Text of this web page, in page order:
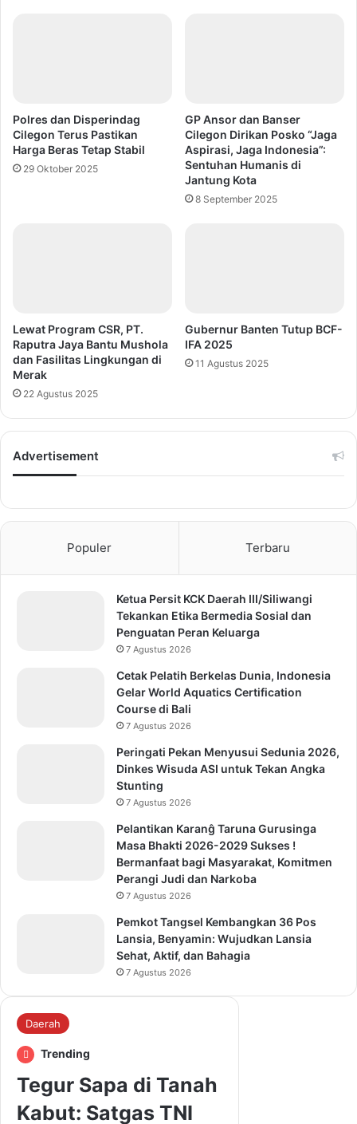
Polres dan Disperindag
Cilegon Terus Pastikan
Harga Beras Tetap Stabil
29 Oktober 2025
GP Ansor dan Banser
Cilegon Dirikan Posko “Jaga
Aspirasi, Jaga Indonesia”:
Sentuhan Humanis di
Jantung Kota
8 September 2025
Lewat Program CSR, PT.
Raputra Jaya Bantu Mushola
dan Fasilitas Lingkungan di
Merak
22 Agustus 2025
Gubernur Banten Tutup BCF-
IFA 2025
11 Agustus 2025
Advertisement
Populer Terbaru
Ketua Persit KCK Daerah III/Siliwangi
Tekankan Etika Bermedia Sosial dan
Penguatan Peran Keluarga
7 Agustus 2026
Cetak Pelatih Berkelas Dunia, Indonesia
Gelar World Aquatics Certification
Course di Bali
7 Agustus 2026
Peringati Pekan Menyusui Sedunia 2026,
Dinkes Wisuda ASI untuk Tekan Angka
Stunting
7 Agustus 2026
Pelantikan Karanĝ Taruna Gurusinga
Masa Bhakti 2026-2029 Sukses !
Bermanfaat bagi Masyarakat, Komitmen
Perangi Judi dan Narkoba
7 Agustus 2026
Pemkot Tangsel Kembangkan 36 Pos
Lansia, Benyamin: Wujudkan Lansia
Sehat, Aktif, dan Bahagia
7 Agustus 2026